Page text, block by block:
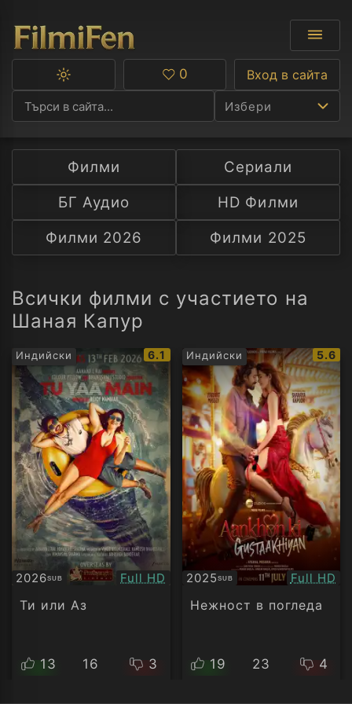
Избери
Ф
С
А
Превключване
тъмна
тема
Любими
0 Вход в сайта
Филми
Сериали
БГ Аудио
HD Филми
Филми 2026
Филми 2025
Всички филми с участието на
Шаная Капур
Индийски
IMDb
рейтинг:
6.1
2026SUB
Субтитри Качество:
Full HD
Ти или Аз
13 16 3
Индийски
IMDb
5.6
2025SUB
Субтитри Full HD
Нежност в погледа
19 23 4